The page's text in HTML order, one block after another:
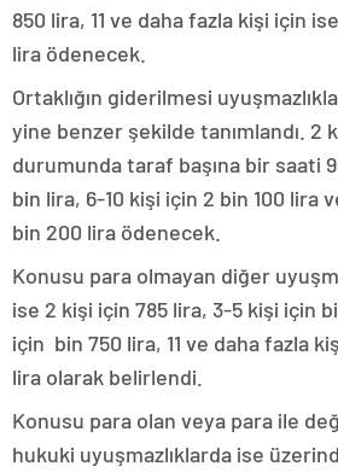
850 lira, 11 ve daha fazla kişi için
lira ödenecek.
Ortaklığın giderilmesi
yine benzer şekilde tanımlandı. 2
durumunda taraf başına bir saati
bin lira, 6-10 kişi için 2 bin 100 lira
bin 200 lira ödenecek.
Konusu para olmayan diğer
ise 2 kişi için 785 lira, 3-5 kişi için
için bin 750 lira, 11 ve daha fazla
lira olarak belirlendi.
Konusu para olan veya para ile
hukuki uyuşmazlıklarda ise